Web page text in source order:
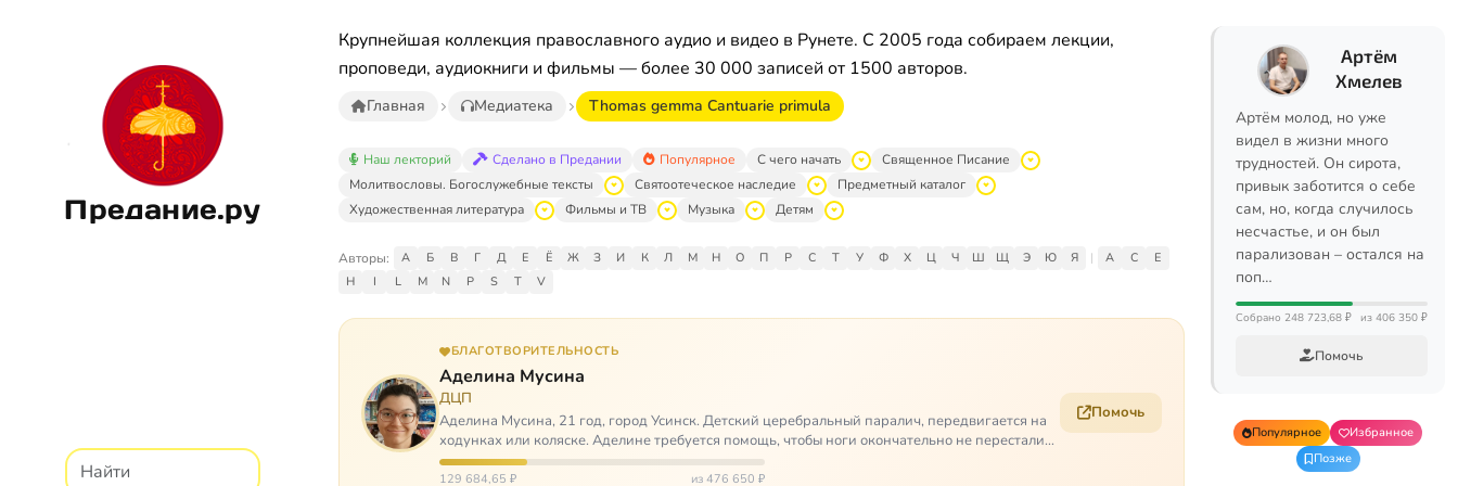
Предание.ру
Крупнейшая коллекция православного аудио и видео в Рунете. С 2005 года собираем лекции,
проповеди, аудиокниги и фильмы — более 30 000 записей от 1500 авторов.
Главная Медиатека Thomas gemma Cantuarie primula
Наш лекторий Сделано в Предании Популярное С чего начать
Священное Писание
Молитвословы. Богослужебные тексты
Святоотеческое наследие
Предметный каталог
Художественная литература
Фильмы и ТВ Музыка Детям
Авторы: А Б В Г Д Е Ё Ж З И К Л М Н О П Р С Т У Ф Х Ц Ч Ш Щ Э Ю Я | A C
E
H
I L M N P S T V
БЛАГОТВОРИТЕЛЬНОСТЬ
Аделина Мусина
ДЦП
Аделина Мусина, 21 год, город Усинск. Детский церебральный паралич, передвигается на
ходунках или коляске. Аделине требуется помощь, чтобы ноги окончательно не перестали
слушаться…
129 684,65 ₽ из 476 650 ₽
Помочь
Артём
Хмелев
Артём молод, но уже
видел в жизни много
трудностей. Он сирота,
привык заботится о себе
сам, но, когда случилось
несчастье, и он был
парализован – остался на
поп…
Собрано 248 723,68 ₽ из 406 350 ₽
Помочь
Популярное
Избранное
Позже